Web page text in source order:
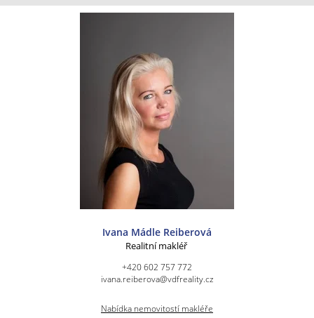
Ivana Mádle Reiberová
Realitní makléř
+420 602 757 772
ivana.reiberova@vdfreality.cz
Nabídka nemovitostí makléře